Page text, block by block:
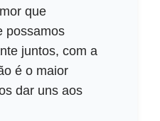
que
possamos
juntos, com a
é o maior
dar uns aos